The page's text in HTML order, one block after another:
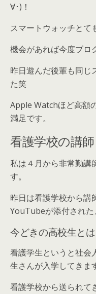
∀･)！
スマートウォッチとて
機会があれば今度ブロ
昨日遊んだ後輩も同じ
た笑
Apple Watchほど高額
満足です。
看護学校の講師
私は４月から非常勤講
す。
昨日は看護学校から講
YouTubeが添付された
今どきの高校生とは
看護学生というと社会
生さんが入学してきま
看護学校から送られ